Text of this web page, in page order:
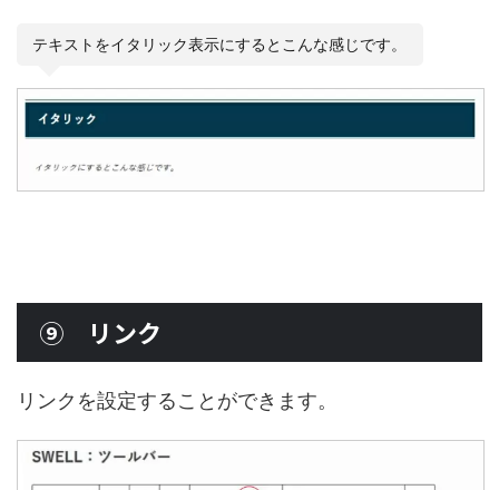
テキストをイタリック表示にするとこんな感じです。
⑨ リンク
リンクを設定することができます。